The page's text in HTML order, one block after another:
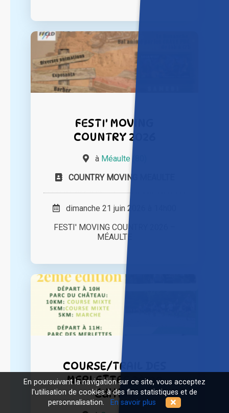
FESTI' MOVING
COUNTRY 2026
à Méaulte (80)
COUNTRY MOVING MEAULTE
dimanche 21 juin 2026 à 14h00
FESTI' MOVING COUNTRY 2026 –
MÉAULTE
COURSE/TRAIL DES
MERLETTES 2ème
édition
En poursuivant la navigation sur ce site, vous acceptez
l'utilisation de cookies à des fins statistiques et de
personnalisation.
En savoir plus